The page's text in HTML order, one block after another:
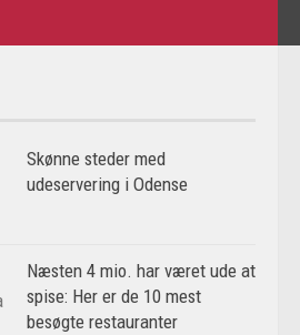
Skønne steder med
udeservering i Odense
Næsten 4 mio. har været ude at
spise: Her er de 10 mest
besøgte restauranter